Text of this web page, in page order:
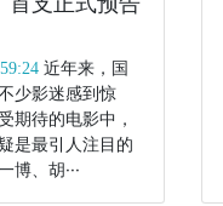
近年来，国
少影迷感到惊
期待的电影中，
是最引人注目的
博、胡···